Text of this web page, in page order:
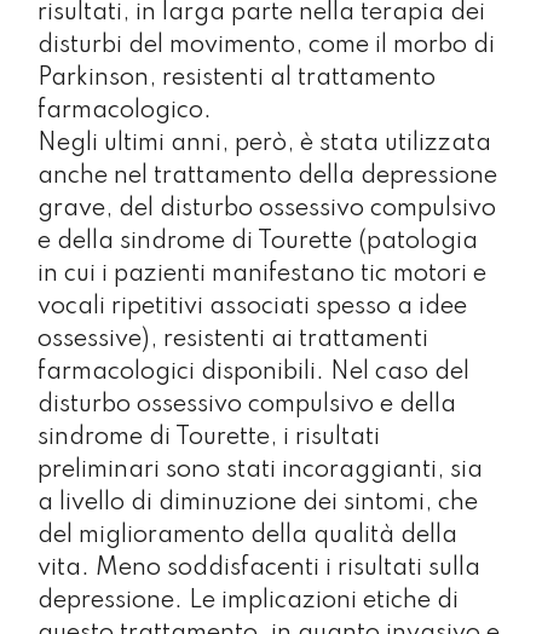
risultati, in larga parte nella terapia dei
disturbi del movimento, come il morbo di
Parkinson, resistenti al trattamento
farmacologico.
Negli ultimi anni, però, è stata utilizzata
anche nel trattamento della depressione
grave, del disturbo ossessivo compulsivo
e della sindrome di Tourette (patologia
in cui i pazienti manifestano tic motori e
vocali ripetitivi associati spesso a idee
ossessive), resistenti ai trattamenti
farmacologici disponibili. Nel caso del
disturbo ossessivo compulsivo e della
sindrome di Tourette, i risultati
preliminari sono stati incoraggianti, sia
a livello di diminuzione dei sintomi, che
del miglioramento della qualità della
vita. Meno soddisfacenti i risultati sulla
depressione. Le implicazioni etiche di